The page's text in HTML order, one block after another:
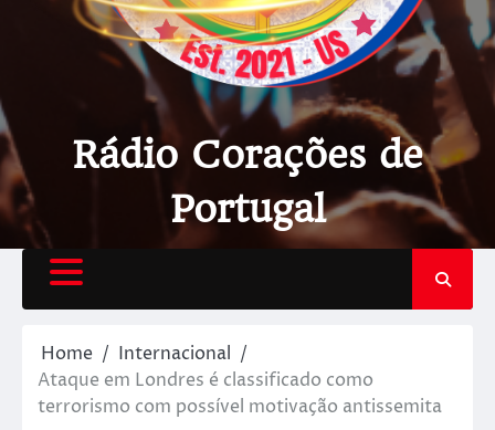
Rádio Corações de
Portugal
Home
Internacional
Ataque em Londres é classificado como
terrorismo com possível motivação antissemita